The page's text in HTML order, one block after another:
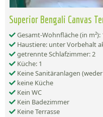
Superior Bengali Canvas
Gesamt-Wohnfläche (in m²):
Haustiere: unter Vorbehalt
getrennte Schlafzimmer: 2
Küche: 1
Keine Sanitäranlagen
keine Küche
Kein WC
Kein Badezimmer
Keine Terrasse